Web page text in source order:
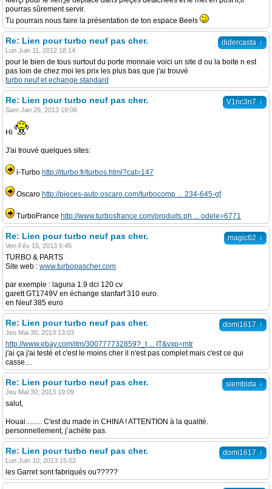
pourras sûrement servir.
Tu pourrais nous faire la présentation de ton espace Beels
didercasta ↓
Re: Lien pour turbo neuf pas cher.
Lun Juin 11, 2012 18:14
pour le bien de tous surtout du porte monnaie voici un site d ou la boite n est
pas loin de chez moi les prix les plus bas que j'ai trouvé
turbo neuf et echange standard
V1nc3n7 ↓
Re: Lien pour turbo neuf pas cher.
Sam Jan 26, 2013 19:06
Hi
J'ai trouvé quelques sites:
i-Turbo http://iturbo.fr/turbos.html?cat=147
Oscaro http://pieces-auto.oscaro.com/turbocomp ... 234-645-gf
TurboFrance http://www.turbosfrance.com/produits.ph ... odele=6771
magic62 ↓
Re: Lien pour turbo neuf pas cher.
Ven Fév 15, 2013 6:45
TURBO & PARTS
Site web : www.turbopascher.com
par exemple : laguna 1.9 dci 120 cv
garett GT1749V en échange stanfarf 310 euro.
en Neuf 385 euro
domi1617 ↓
Re: Lien pour turbo neuf pas cher.
Jeu Mai 30, 2013 13:03
http://www.ebay.com/itm/300777732859?_t ... IT&vxp=mtr
j'ai ça j'ai testé et c'est le moins cher il n'est pas complet mais c'est ce qui
casse....
siembida ↓
Re: Lien pour turbo neuf pas cher.
Jeu Mai 30, 2013 19:09
salut,
Houai......... C'est du made in CHINA ! ATTENTION à la qualité.
personnellement, j’achète pas.
domi1617 ↓
Re: Lien pour turbo neuf pas cher.
Lun Juin 10, 2013 15:02
les Garret sont fabriqués ou?????